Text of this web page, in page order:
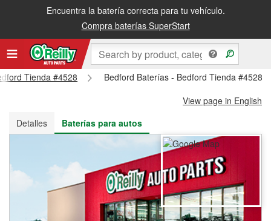
Encuentra la batería correcta para tu vehículo.
Compra baterías SuperStart
Recibe tu orden gratis al día siguiente o recógela en la tienda
Tienda #4528
Bedford Baterías - Bedford Tienda #4528
View page in English
Detalles
Baterías para autos